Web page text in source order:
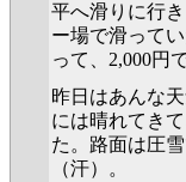
平へ滑りに行
ー場で滑って
って、2,000円
昨日はあんな
には晴れてき
た。路面は圧
（汗）。